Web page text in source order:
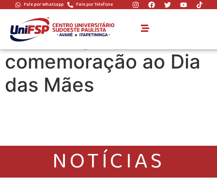
Fale por Whatsapp Fale por Telefone
UniFSP participa de
homenagem em
comemoração ao Dia
das Mães
NOTÍCIAS